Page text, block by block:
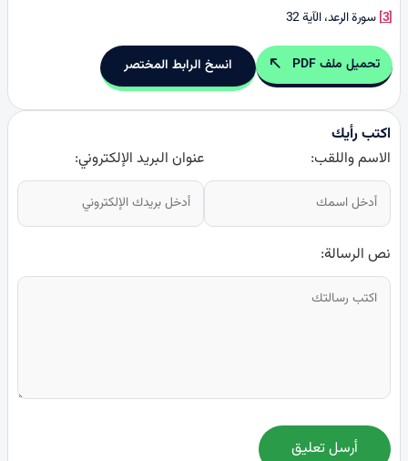
[3] سورة الرعد، الآية 32
تحميل ملف PDF انسخ الرابط المختصر
اكتب رأيك
الاسم واللقب:
عنوان البريد الإلكتروني:
نص الرسالة:
أرسل تعليق